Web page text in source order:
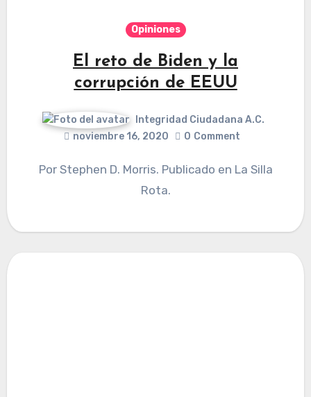
Opiniones
El reto de Biden y la
corrupción de EEUU
Integridad Ciudadana A.C.
noviembre 16, 2020
0 Comment
Por Stephen D. Morris. Publicado en La Silla
Rota.